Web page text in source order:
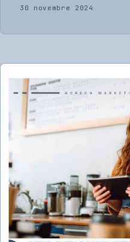
30 novembre 2024